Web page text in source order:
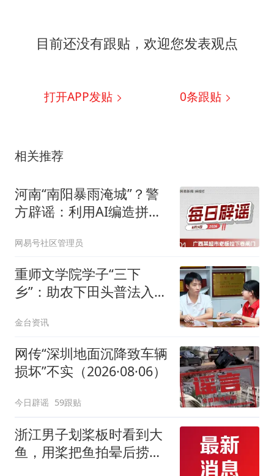
目前还没有跟贴，欢迎您发表观点
打开APP发贴 0条跟贴
相关推荐
河南“南阳暴雨淹城”？警
方辟谣：利用AI编造拼接
网易号社区管理员
重师文学院学子“三下
乡”：助农下田头普法入村
金台资讯
网传“深圳地面沉降致车辆
损坏”不实（2026·08·06）
今日辟谣 59跟贴
浙江男子划桨板时看到大
鱼，用桨把鱼拍晕后捞